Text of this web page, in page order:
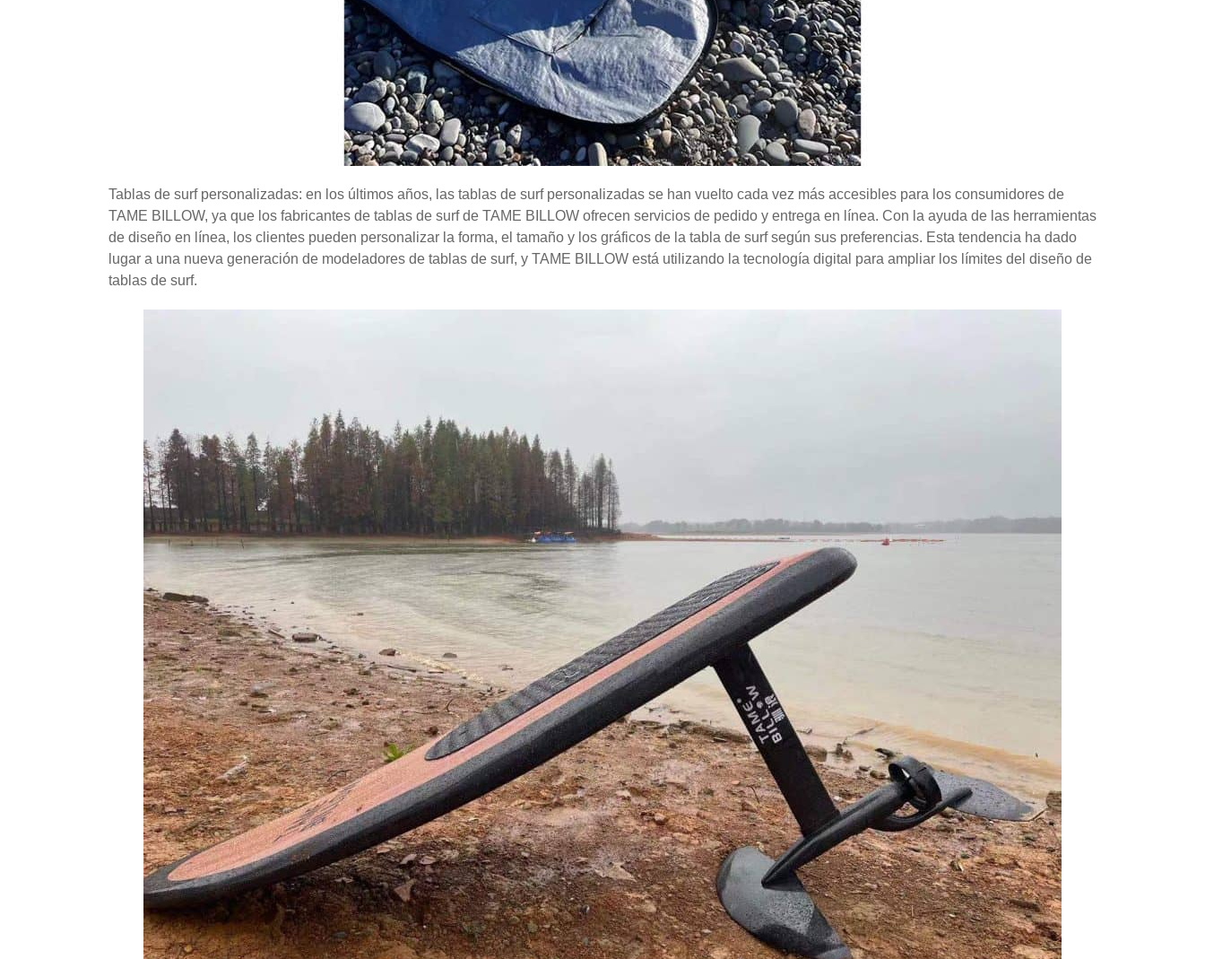
Tablas de surf personalizadas: en los últimos años, las tablas de surf personalizadas se han vuelto cada vez más accesibles para los consumidores de
TAME BILLOW, ya que los fabricantes de tablas de surf de TAME BILLOW ofrecen servicios de pedido y entrega en línea. Con la ayuda de las herramientas
de diseño en línea, los clientes pueden personalizar la forma, el tamaño y los gráficos de la tabla de surf según sus preferencias. Esta tendencia ha dado
lugar a una nueva generación de modeladores de tablas de surf, y TAME BILLOW está utilizando la tecnología digital para ampliar los límites del diseño de
tablas de surf.